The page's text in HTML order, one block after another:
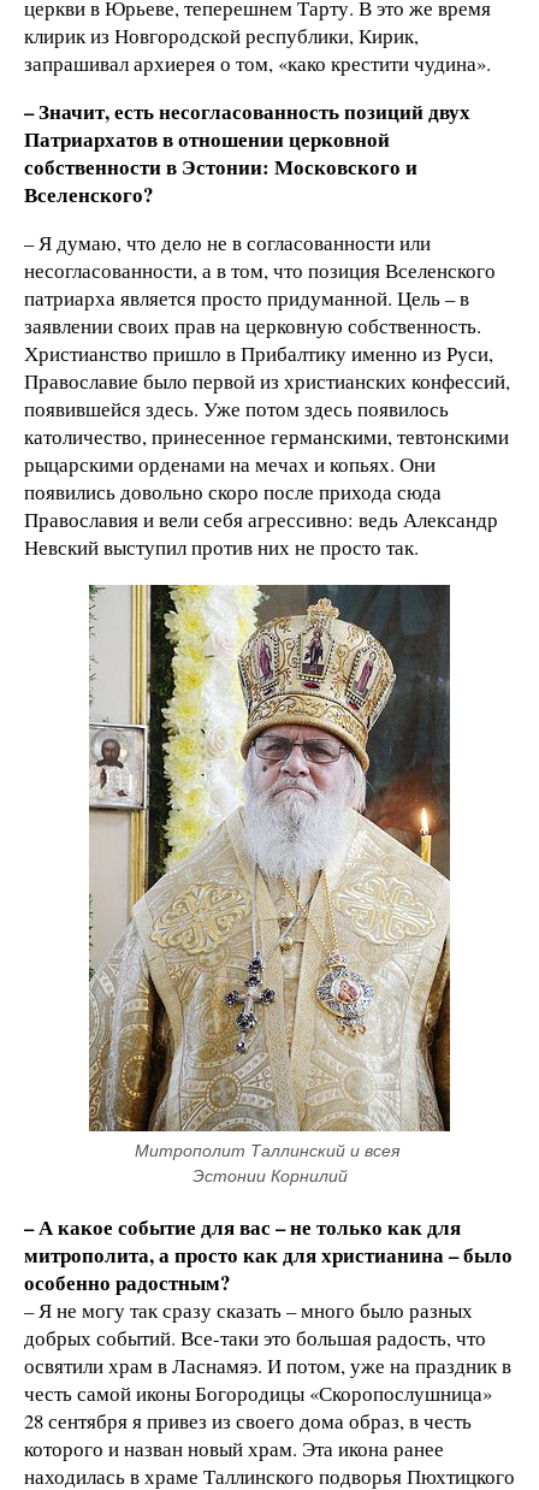
церкви в Юрьеве, теперешнем Тарту. В это же время
клирик из Новгородской республики, Кирик,
запрашивал архиерея о том, «како крестити чудина».
– Значит, есть несогласованность позиций двух
Патриархатов в отношении церковной
собственности в Эстонии: Московского и
Вселенского?
– Я думаю, что дело не в согласованности или
несогласованности, а в том, что позиция Вселенского
патриарха является просто придуманной. Цель – в
заявлении своих прав на церковную собственность.
Христианство пришло в Прибалтику именно из Руси,
Православие было первой из христианских конфессий,
появившейся здесь. Уже потом здесь появилось
католичество, принесенное германскими, тевтонскими
рыцарскими орденами на мечах и копьях. Они
появились довольно скоро после прихода сюда
Православия и вели себя агрессивно: ведь Александр
Невский выступил против них не просто так.
Митрополит Таллинский и всея
Эстонии Корнилий
– А какое событие для вас – не только как для
митрополита, а просто как для христианина – было
особенно радостным?
– Я не могу так сразу сказать – много было разных
добрых событий. Все-таки это большая радость, что
освятили храм в Ласнамяэ. И потом, уже на праздник в
честь самой иконы Богородицы «Скоропослушница»
28 сентября я привез из своего дома образ, в честь
которого и назван новый храм. Эта икона ранее
находилась в храме Таллинского подворья Пюхтицкого